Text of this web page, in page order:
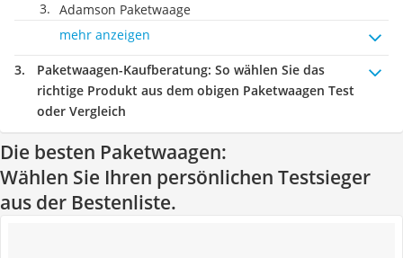
Adamson Paketwaage
mehr anzeigen
Paketwaagen-Kaufberatung: So wählen Sie das
richtige Produkt aus dem obigen Paketwaagen Test
oder Vergleich
Die besten Paketwaagen:
Wählen Sie Ihren persönlichen Testsieger
aus der Bestenliste.